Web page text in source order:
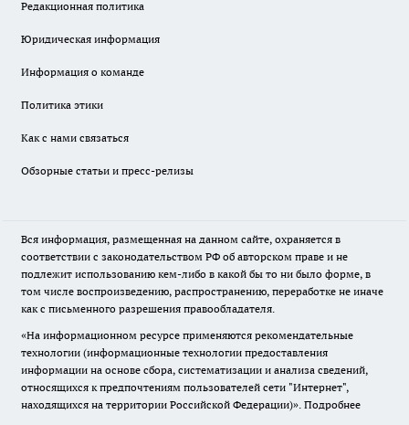
Редакционная политика
Юридическая информация
Информация о команде
Политика этики
Как с нами связаться
Обзорные статьи и пресс-релизы
Вся информация, размещенная на данном сайте, охраняется в
соответствии с законодательством РФ об авторском праве и не
подлежит использованию кем-либо в какой бы то ни было форме, в
том числе воспроизведению, распространению, переработке не иначе
как с письменного разрешения правообладателя.
«На информационном ресурсе применяются рекомендательные
технологии (информационные технологии предоставления
информации на основе сбора, систематизации и анализа сведений,
относящихся к предпочтениям пользователей сети "Интернет",
находящихся на территории Российской Федерации)». Подробнее